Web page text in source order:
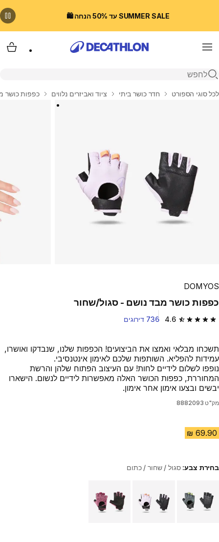
SUMMER SALE עד 50% הנחה 🛍️
Menu
פתיחת חיפוש
בית
לכל סוגי הספורט חדר כושר ביתי ציוד ואביזרים נלווים כפפות כושר
DOMYOS
כפפות כושר מבד נושם - סגול/שחור
4.6 4.6 out of 5 stars from 736 reviews 736 דירוגים
תשכחו מבלאי ואמצו את הביצועים! הכפפות שלנו, שנבדקו ואושרו,
עמידות להפליא. השותפות שלכם לאימון אינטנסיבי.
נופפו לשלום לידיים לחות! עם העיצוב הפתוח שלהן והרשת
המחוררת, כפפות הכושר האלה מאפשרות לידיים לנשום. הישארו
יבשים ובצעו אימון אחר אימון.
מק"ט 8882093
בחירת צבע:סגול / שחור / כתום